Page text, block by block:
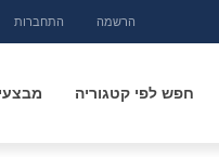
הרשמה התחברות
חפש לפי קטגוריה